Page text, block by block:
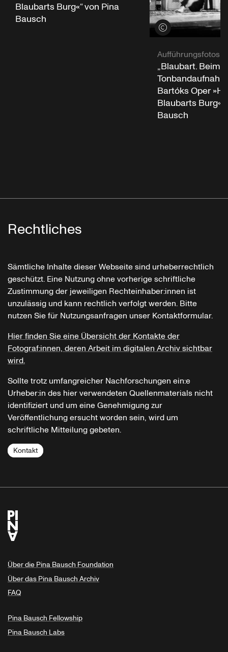
Blaubarts Burg«“ von Pina
Bausch
Credits öffnen
Aufführungsfotos
„Blaubart. Beim
Bartóks Oper
Blaubarts Burg«“
Bausch
Rechtliches
Sämtliche Inhalte dieser Webseite sind urheberrechtlich
geschützt. Eine Nutzung ohne vorherige schriftliche
Zustimmung der jeweiligen Rechteinhaber:innen ist
unzulässig und kann rechtlich verfolgt werden. Bitte
nutzen Sie für Nutzungsanfragen unser Kontaktformular.
Hier finden Sie eine Übersicht der Kontakte der
Fotograf:innen, deren Arbeit im digitalen Archiv sichtbar
wird.
Sollte trotz umfangreicher Nachforschungen ein:e
Urheber:in des hier verwendeten Quellenmaterials nicht
identifiziert und um eine Genehmigung zur
Veröffentlichung ersucht worden sein, wird um
schriftliche Mitteilung gebeten.
Kontakt
Über die Pina Bausch Foundation
Über das Pina Bausch Archiv
FAQ
Pina Bausch Fellowship
Pina Bausch Labs